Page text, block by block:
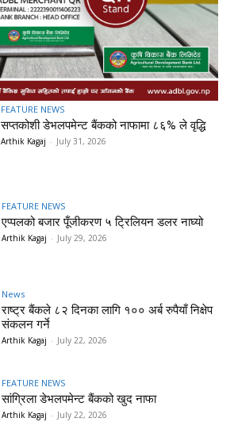
FEATURE NEWS
सप्तकोशी डेभलपमेन्ट बैंकको नाफामा ८६% ले वृद्धि
Arthik Kagaj - July 31, 2026
FEATURE NEWS
एप्पलको बजार पूँजीकरण ५ ट्रिलियन डलर नाघ्यो
Arthik Kagaj - July 29, 2026
News
राष्ट्र बैंकले ८२ दिनका लागि १०० अर्ब रुपैयाँ निक्षेप
संकलन गर्ने
Arthik Kagaj - July 22, 2026
FEATURE NEWS
सांग्रिला डेभलपमेन्ट बैंकको खुद नाफा
Arthik Kagaj - July 22, 2026